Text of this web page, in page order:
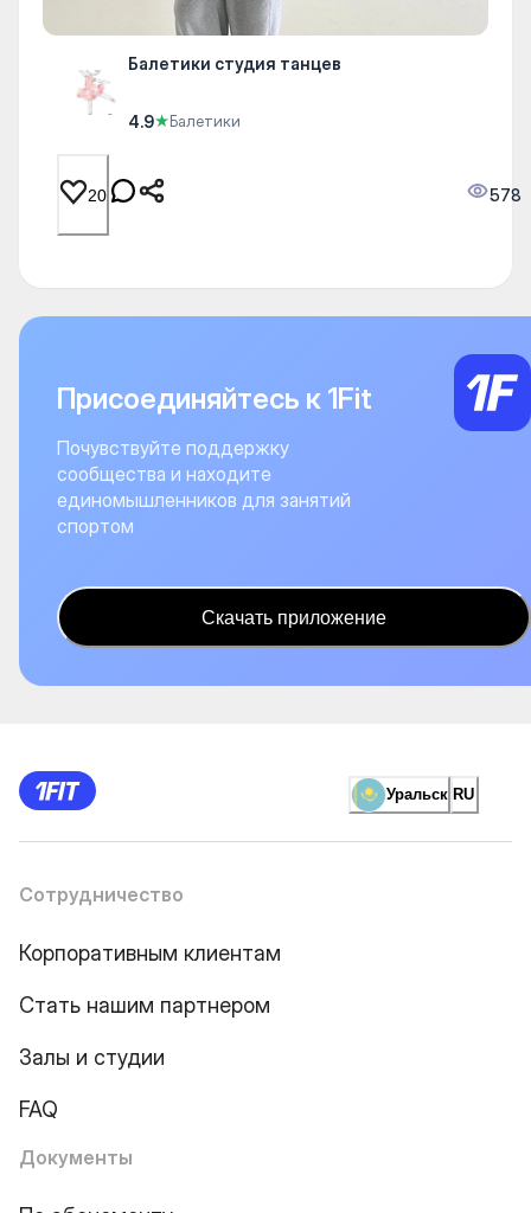
Балетики студия танцев
4.9★Балетики
20 578
Присоединяйтесь к 1Fit
Почувствуйте поддержку
сообщества и находите
единомышленников для занятий
спортом
Скачать приложение
Уральск RU
Сотрудничество
Корпоративным клиентам
Стать нашим партнером
Залы и студии
FAQ
Документы